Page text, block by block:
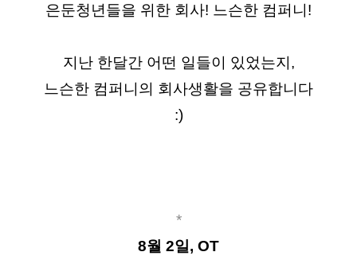
은둔청년들을 위한 회사! 느슨한 컴퍼니!
지난 한달간 어떤 일들이 있었는지,
느슨한 컴퍼니의 회사생활을 공유합니다
:)
*
​8월 2일, OT